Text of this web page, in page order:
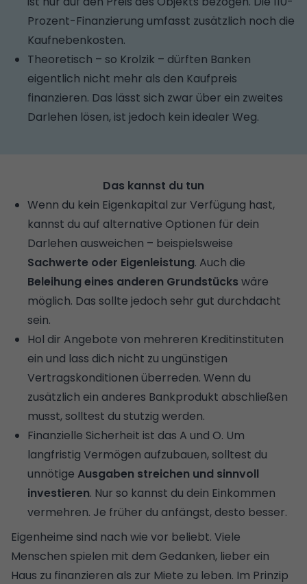
Prozent-Finanzierung umfasst zusätzlich noch die
Kaufnebenkosten.
Theoretisch – so Krolzik – dürften Banken
eigentlich nicht mehr als den Kaufpreis
finanzieren. Das lässt sich zwar über ein zweites
Darlehen lösen, ist jedoch kein idealer Weg.
Das kannst du tun
Wenn du kein Eigenkapital zur Verfügung hast,
kannst du auf alternative Optionen für dein
Darlehen ausweichen – beispielsweise
Sachwerte oder Eigenleistung. Auch die
Beleihung eines anderen Grundstücks wäre
möglich. Das sollte jedoch sehr gut durchdacht
sein.
Hol dir Angebote von mehreren Kreditinstituten
ein und lass dich nicht zu ungünstigen
Vertragskonditionen überreden. Wenn du
zusätzlich ein anderes Bankprodukt abschließen
musst, solltest du stutzig werden.
Finanzielle Sicherheit ist das A und O. Um
langfristig Vermögen aufzubauen, solltest du
unnötige Ausgaben streichen und sinnvoll
investieren. Nur so kannst du dein Einkommen
vermehren. Je früher du anfängst, desto besser.
Eigenheime sind nach wie vor beliebt. Viele
Menschen spielen mit dem Gedanken, lieber ein
Haus zu finanzieren als zur Miete zu leben. Im Prinzip